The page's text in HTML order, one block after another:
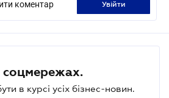
коментар увійти
соцмережах.
в курсі усіх бізнес-новин.